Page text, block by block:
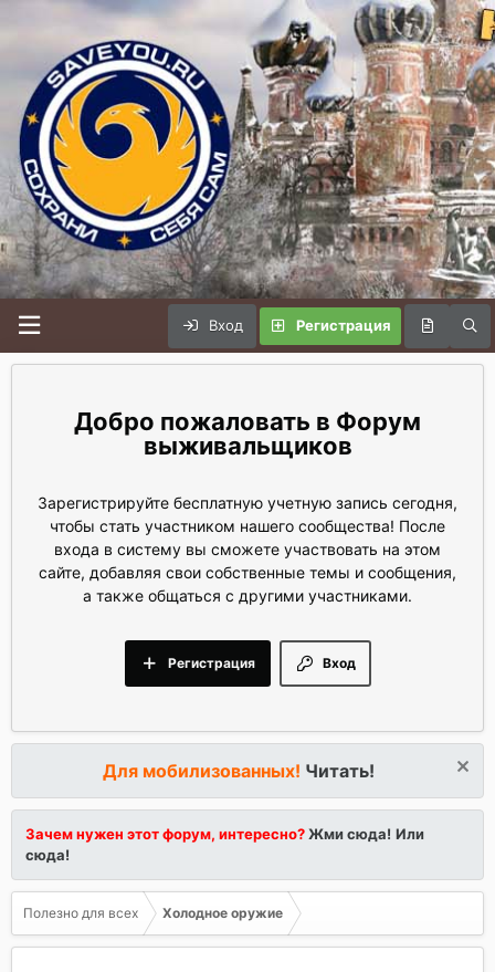
Вход Регистрация
Форум
выживальщиков
Зарегистрируйте бесплатную учетную запись сегодня,
чтобы стать участником нашего сообщества! После
входа в систему вы сможете участвовать на этом
сайте, добавляя свои собственные темы и сообщения,
а также общаться с другими участниками.
Вход
Регистрация
Для мобилизованных! Читать!
Зачем нужен этот форум, интересно?Жми сюда! Или
сюда!
Полезно для всех Холодное оружие